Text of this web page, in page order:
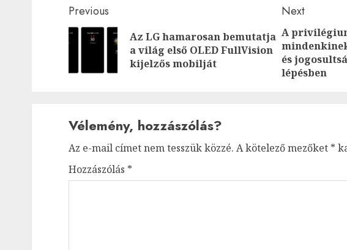
Post
navigation
Previous
Previous
post:
Az LG hamarosan bemutatja
a világ első OLED FullVision
kijelzős mobilját
Next
Next
post:
A
és
lépésben
Vélemény, hozzászólás?
Az e-mail címet nem tesszük közzé. A kötelező mezőket *
Hozzászólás *